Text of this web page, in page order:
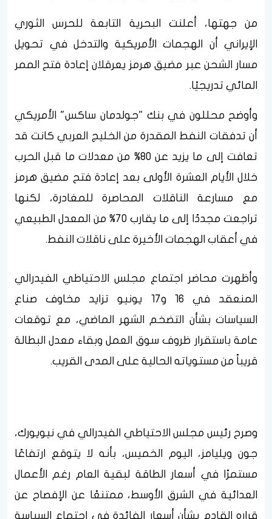
من جهتها، أعلنت البحرية التابعة للحرس الثوري
الإيراني أن الهجمات الأمريكية والتدخل في تحويل
مسار الشحن عبر مضيق هرمز يعرقلان إعادة فتح الممر
المائي تدريجيًا.
وأوضح محللون في بنك "جولدمان ساكس" الأمريكي
أن تدفقات النفط المقدرة من الخليج العربي كانت قد
تعافت إلى ما يزيد عن 80% من معدلات ما قبل الحرب
خلال الأيام العشرة الأولى بعد إعادة فتح مضيق هرمز
مع مسارعة الناقلات المحاصرة للمغادرة، لكنها
تراجعت مجددًا إلى ما يقارب 70% من المعدل الطبيعي
في أعقاب الهجمات الأخيرة على ناقلات النفط.
وأظهرت محاضر اجتماع مجلس الاحتياطي الفيدرالي
المنعقد في 16 و17 يونيو تزايد مخاوف صناع
السياسات بشأن التضخم الشهر الماضي، مع توقعات
عامة باستقرار ظروف سوق العمل وبقاء معدل البطالة
قريباً من مستوياته الحالية على المدى القريب.
وصرح رئيس مجلس الاحتياطي الفيدرالي في نيويورك،
جون ويليامز، اليوم الخميس، بأنه لا يتوقع ارتفاعًا
مستمرًا في أسعار الطاقة لبقية العام رغم الأعمال
العدائية في الشرق الأوسط، ممتنعًا عن الإفصاح عن
قراره القادم بشأن أسعار الفائدة في اجتماع السياسة